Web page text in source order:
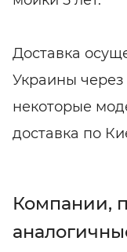
Доставка
Украины
некоторые
доставка по
Компании,